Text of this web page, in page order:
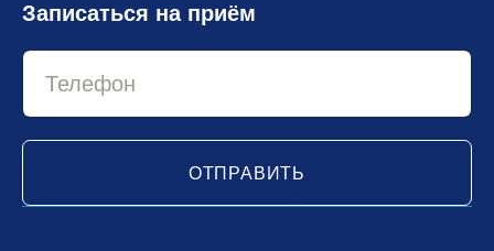
Записаться на приём
ОТПРАВИТЬ